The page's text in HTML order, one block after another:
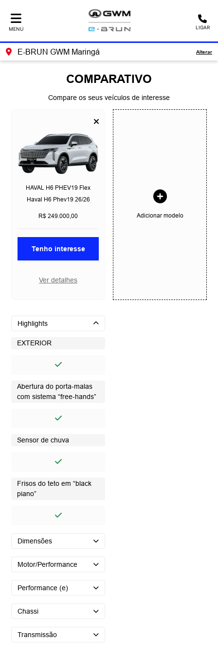
MENU LIGAR
E-BRUN GWM Maringá Alterar
COMPARATIVO
Compare os seus veículos de interesse
HAVAL H6 PHEV19 Flex
Haval H6 Phev19 26/26
R$ 249.000,00
Tenho interesse
Ver detalhes
Adicionar modelo
Highlights
EXTERIOR
Abertura do porta-malas
com sistema “free-hands”
Sensor de chuva
Frisos do teto em “black
piano”
Dimensões
Motor/Performance
Performance (e)
Chassi
Transmissão